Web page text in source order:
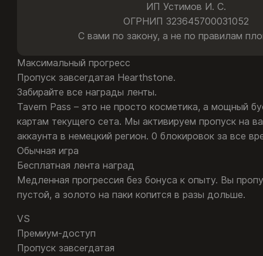
ИП Устимов И. С.
ОГРНИП 323645700031052
С вами по закону, а не по правилам
Максимальный прогресс
Пропуск завсегдатая Hearthstone.
Забирайте все награды ленты.
Tavern Pass – это не просто косметика, а мощный
картам текущего сета. Мы активируем пропуск на
аккаунта в немецкий регион. 0 блокировок за все
Обычная игра
Бесплатная лента наград
Медленная прогрессия без бонуса к опыту. Вы
пустой, а золото на паки копится в разы дольше.
VS
Премиум-доступ
Пропуск завсегдатая